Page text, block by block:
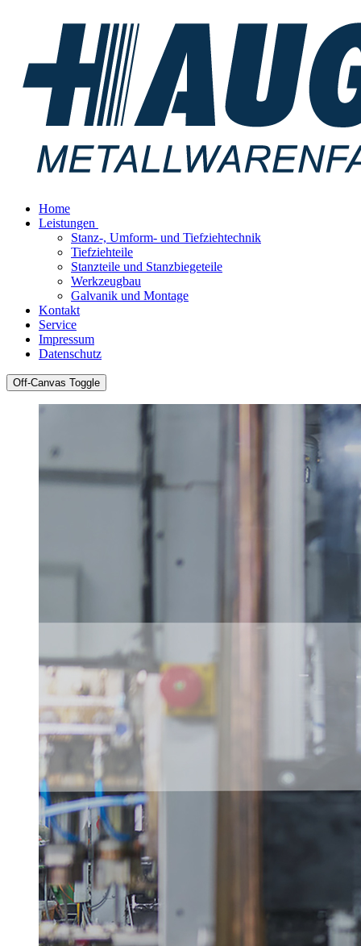
Home
Leistungen
Stanz-, Umform- und Tiefziehtechnik
Tiefziehteile
Stanzteile und Stanzbiegeteile
Werkzeugbau
Galvanik und Montage
Kontakt
Service
Impressum
Datenschutz
Off-Canvas Toggle